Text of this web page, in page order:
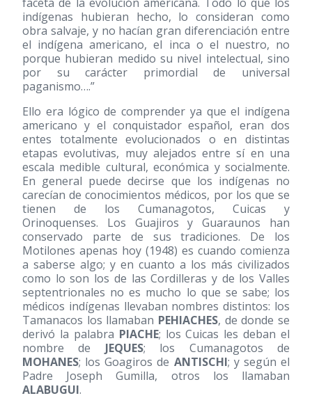
indígenas hubieran hecho, lo consideran como
obra salvaje, y no hacían gran diferenciación entre
el indígena americano, el inca o el nuestro, no
porque hubieran medido su nivel intelectual, sino
por su carácter primordial de universal
paganismo….”
Ello era lógico de comprender ya que el indígena
americano y el conquistador español, eran dos
entes totalmente evolucionados o en distintas
etapas evolutivas, muy alejados entre sí en una
escala medible cultural, económica y socialmente.
En general puede decirse que los indígenas no
carecían de conocimientos médicos, por los que se
tienen de los Cumanagotos, Cuicas y
Orinoquenses. Los Guajiros y Guaraunos han
conservado parte de sus tradiciones. De los
Motilones apenas hoy (1948) es cuando comienza
a saberse algo; y en cuanto a los más civilizados
como lo son los de las Cordilleras y de los Valles
septentrionales no es mucho lo que se sabe; los
médicos indígenas llevaban nombres distintos: los
Tamanacos los llamaban PEHIACHES, de donde se
derivó la palabra PIACHE; los Cuicas les deban el
nombre de JEQUES; los Cumanagotos de
MOHANES; los Goagiros de ANTISCHI; y según el
Padre Joseph Gumilla, otros los llamaban
ALABUGUI.